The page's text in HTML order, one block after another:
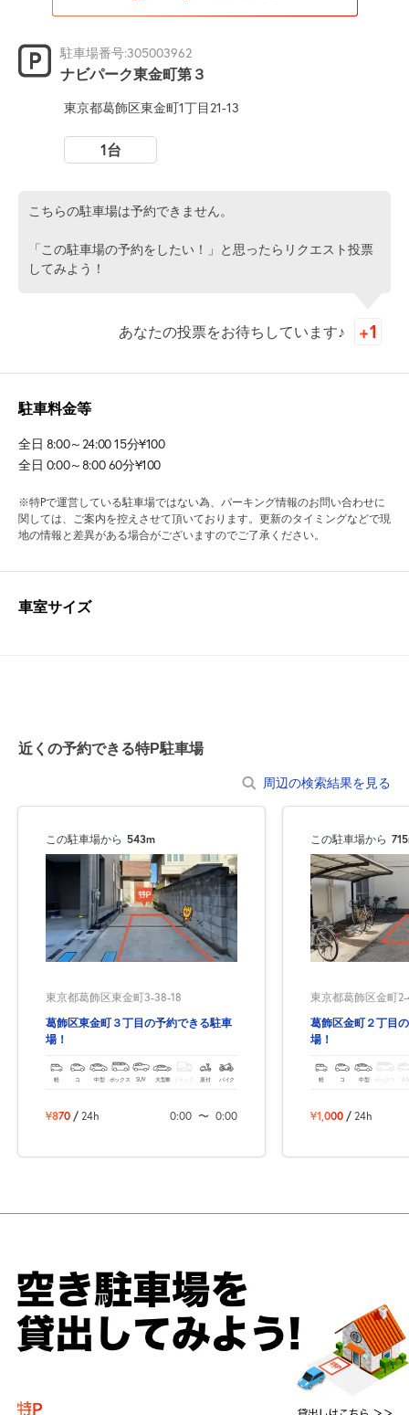
駐車場番号:305003962
ナビパーク東金町第３
東京都葛飾区東金町1丁目21-13
1台
こちらの駐車場は予約できません。
「この駐車場の予約をしたい！」と思ったらリクエスト投票
してみよう！
あなたの投票をお待ちしています♪
駐車料金等
全日 8:00～24:00 15分¥100
全日 0:00～8:00 60分¥100
※特Pで運営している駐車場ではない為、パーキング情報のお問い合わせに
関しては、ご案内を控えさせて頂いております。更新のタイミングなどで現
地の情報と差異がある場合がございますのでご了承ください。
車室サイズ
近くの予約できる特P駐車場
周辺の検索結果を見る
この駐車場から 543m
東京都葛飾区東金町3-38-18
葛飾区東金町３丁目の予約できる駐車
場！
軽 コ 中型 ボックス SUV 大型車 トラック 原付 バイク
¥870 / 24h 0:00 〜 0:00
この駐車場から
東京都葛飾区金町
葛飾区金町２丁目
場！
軽 コ 中型 ボックス
¥1,000 / 24h